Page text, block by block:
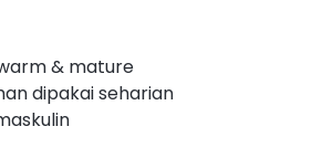
& mature
dipakai seharian